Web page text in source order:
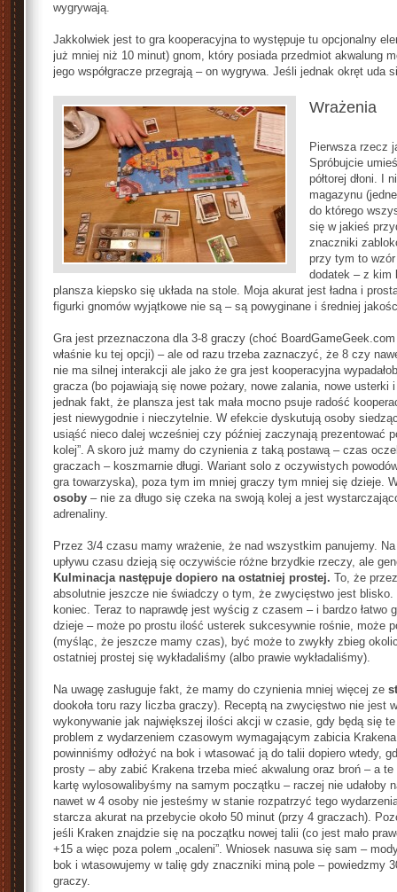
wygrywają.
Jakkolwiek jest to gra kooperacyjna to występuje tu opcjonalny
już mniej niż 10 minut) gnom, który posiada przedmiot akwalung
jego współgracze przegrają – on wygrywa. Jeśli jednak okręt uda
Wrażenia
Pierwsza rzecz
Spróbujcie
półtorej dłoni. I
magazynu
do którego
się w jakieś
znaczniki
przy tym to
dodatek – z kim
plansza kiepsko się układa na stole. Moja akurat jest ładna i
figurki gnomów wyjątkowe nie są – są powyginane i średniej
Gra jest przeznaczona dla 3-8 graczy (choć
właśnie ku tej opcji) – ale od razu trzeba zaznaczyć, że 8 czy
nie ma silnej interakcji ale jako że gra jest kooperacyjna
gracza (bo pojawiają się nowe pożary, nowe zalania, nowe
jednak fakt, że plansza jest tak mała mocno psuje radość
jest niewygodnie i nieczytelnie. W efekcie dyskutują osoby
usiąść nieco dalej wcześniej czy później zaczynają prezentować
kolej”. A skoro już mamy do czynienia z taką postawą – czas
graczach – koszmarnie długi. Wariant solo z oczywistych
gra towarzyska), poza tym im mniej graczy tym mniej się dzieje.
osoby – nie za długo się czeka na swoją kolej a jest
adrenaliny.
Przez 3/4 czasu mamy wrażenie, że nad wszystkim panujemy.
upływu czasu dzieją się oczywiście różne brzydkie rzeczy, ale
Kulminacja następuje dopiero na ostatniej prostej. To, że
absolutnie jeszcze nie świadczy o tym, że zwycięstwo jest
koniec. Teraz to naprawdę jest wyścig z czasem – i bardzo łatwo
dzieje – może po prostu ilość usterek sukcesywnie rośnie, może
(myśląc, że jeszcze mamy czas), być może to zwykły zbieg
ostatniej prostej się wykładaliśmy (albo prawie wykładaliśmy).
Na uwagę zasługuje fakt, że mamy do czynienia mniej więcej ze
dookoła toru razy liczba graczy). Receptą na zwycięstwo nie jest
wykonywanie jak największej ilości akcji w czasie, gdy będą się
problem z wydarzeniem czasowym wymagającym zabicia
powinniśmy odłożyć na bok i wtasować ją do talii dopiero wtedy,
prosty – aby zabić Krakena trzeba mieć akwalung oraz broń – a
kartę wylosowalibyśmy na samym początku – raczej nie udałoby
nawet w 4 osoby nie jesteśmy w stanie rozpatrzyć tego
starcza akurat na przebycie około 50 minut (przy 4 graczach).
jeśli Kraken znajdzie się na początku nowej talii (co jest mało
+15 a więc poza polem „ocaleni”. Wniosek nasuwa się sam –
bok i wtasowujemy w talię gdy znaczniki miną pole – powiedzmy
graczy.